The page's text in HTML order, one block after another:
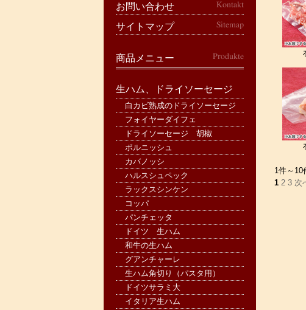
お問い合わせ Kontakt
サイトマップ Sitemap
商品メニュー Produkte
生ハム、ドライソーセージ
白カビ熟成のドライソーセージ
フォイヤーダイフェ
ドライソーセージ 胡椒
ポルニッシュ
カバノッシ
ハルスシュペック
ラックスシンケン
コッパ
パンチェッタ
ドイツ 生ハム
和牛の生ハム
グアンチャーレ
生ハム角切り（パスタ用）
ドイツサラミ大
イタリア生ハム
1件～
1 2 3 次